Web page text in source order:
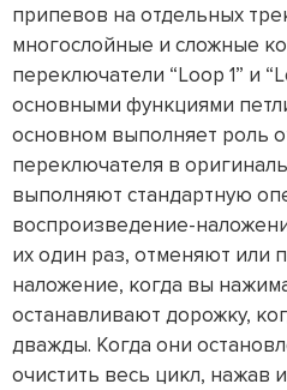
припевов на отдельных
многослойные и сложные
переключатели “Loop 1” и
основными функциями
основном выполняет роль
переключателя в
выполняют стандартную
воспроизведение-
их один раз, отменяют или
наложение, когда вы
останавливают дорожку,
дважды. Когда они
очистить весь цикл, нажав